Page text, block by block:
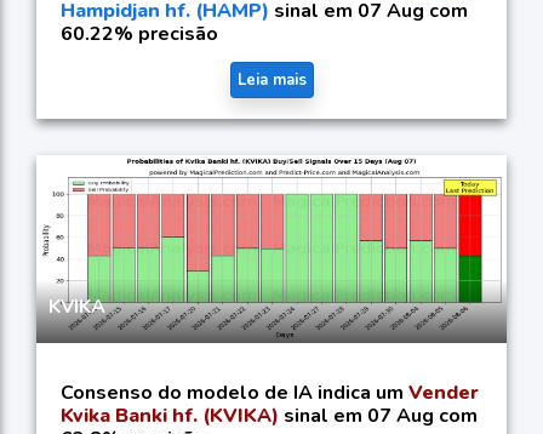
Hampidjan hf. (HAMP) sinal em 07 Aug com
60.22% precisão
Leia mais
KVIKA
Consenso do modelo de IA indica um Vender
Kvika Banki hf. (KVIKA) sinal em 07 Aug com